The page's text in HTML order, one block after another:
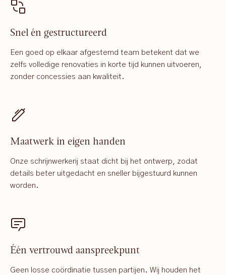
Snel én gestructureerd
Een goed op elkaar afgestemd team betekent dat we
zelfs volledige renovaties in korte tijd kunnen uitvoeren,
zonder concessies aan kwaliteit.
Maatwerk in eigen handen
Onze schrijnwerkerij staat dicht bij het ontwerp, zodat
details beter uitgedacht en sneller bijgestuurd kunnen
worden.
Één vertrouwd aanspreekpunt
Geen losse coördinatie tussen partijen. Wij houden het